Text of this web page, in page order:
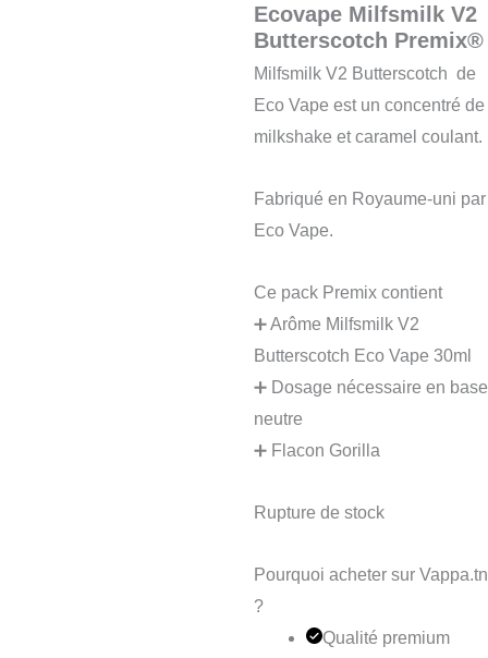
Ecovape Milfsmilk V2
Butterscotch Premix®
Milfsmilk V2 Butterscotch de
Eco Vape est un concentré de
milkshake et caramel coulant.
Fabriqué en Royaume-uni par
Eco Vape.
Ce pack Premix contient
➕ Arôme Milfsmilk V2
Butterscotch Eco Vape 30ml
➕ Dosage nécessaire en base
neutre
➕ Flacon Gorilla
Rupture de stock
Pourquoi acheter sur Vappa.tn
?
Qualité premium